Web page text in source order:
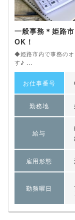
一般事務＊姫路
OK！
◆姫路市内で事務の
す♪ ...
お仕事番号
勤務地
給与
雇用形態
勤務曜日